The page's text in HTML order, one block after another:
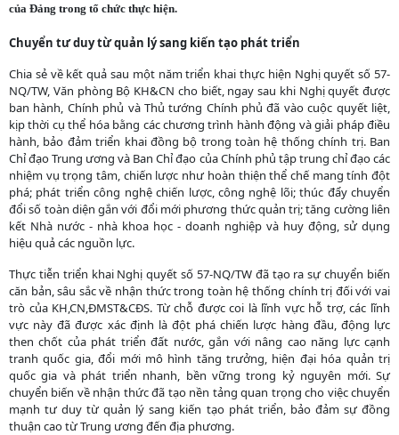
của Đảng trong tổ chức thực hiện.
Chuyển tư duy từ quản lý sang kiến tạo phát triển
Chia sẻ về kết quả sau một năm triển khai thực hiện Nghị quyết số 57-
NQ/TW, Văn phòng Bộ KH&CN cho biết, ngay sau khi Nghị quyết được
ban hành, Chính phủ và Thủ tướng Chính phủ đã vào cuộc quyết liệt,
kịp thời cụ thể hóa bằng các chương trình hành động và giải pháp điều
hành, bảo đảm triển khai đồng bộ trong toàn hệ thống chính trị. Ban
Chỉ đạo Trung ương và Ban Chỉ đạo của Chính phủ tập trung chỉ đạo các
nhiệm vụ trọng tâm, chiến lược như hoàn thiện thể chế mang tính đột
phá; phát triển công nghệ chiến lược, công nghệ lõi; thúc đẩy chuyển
đổi số toàn diện gắn với đổi mới phương thức quản trị; tăng cường liên
kết Nhà nước - nhà khoa học - doanh nghiệp và huy động, sử dụng
hiệu quả các nguồn lực.
Thực tiễn triển khai Nghị quyết số 57-NQ/TW đã tạo ra sự chuyển biến
căn bản, sâu sắc về nhận thức trong toàn hệ thống chính trị đối với vai
trò của KH,CN,ĐMST&CĐS. Từ chỗ được coi là lĩnh vực hỗ trợ, các lĩnh
vực này đã được xác định là đột phá chiến lược hàng đầu, động lực
then chốt của phát triển đất nước, gắn với nâng cao năng lực cạnh
tranh quốc gia, đổi mới mô hình tăng trưởng, hiện đại hóa quản trị
quốc gia và phát triển nhanh, bền vững trong kỷ nguyên mới. Sự
chuyển biến về nhận thức đã tạo nền tảng quan trọng cho việc chuyển
mạnh tư duy từ quản lý sang kiến tạo phát triển, bảo đảm sự đồng
thuận cao từ Trung ương đến địa phương.